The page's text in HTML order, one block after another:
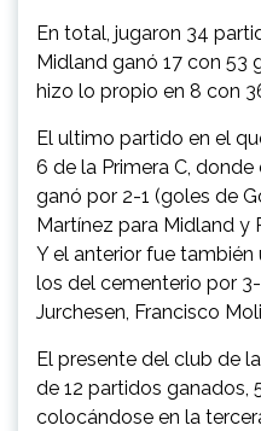
En total, jugaron 34
Midland ganó 17 con 53
hizo lo propio en 8 con
El ultimo partido en el
6 de la Primera C,
ganó por 2-1 (goles de
Martínez para Midland y
Y el anterior fue
los del cementerio por
Jurchesen, Francisco
El presente del club de
de 12 partidos ganados,
colocándose en la